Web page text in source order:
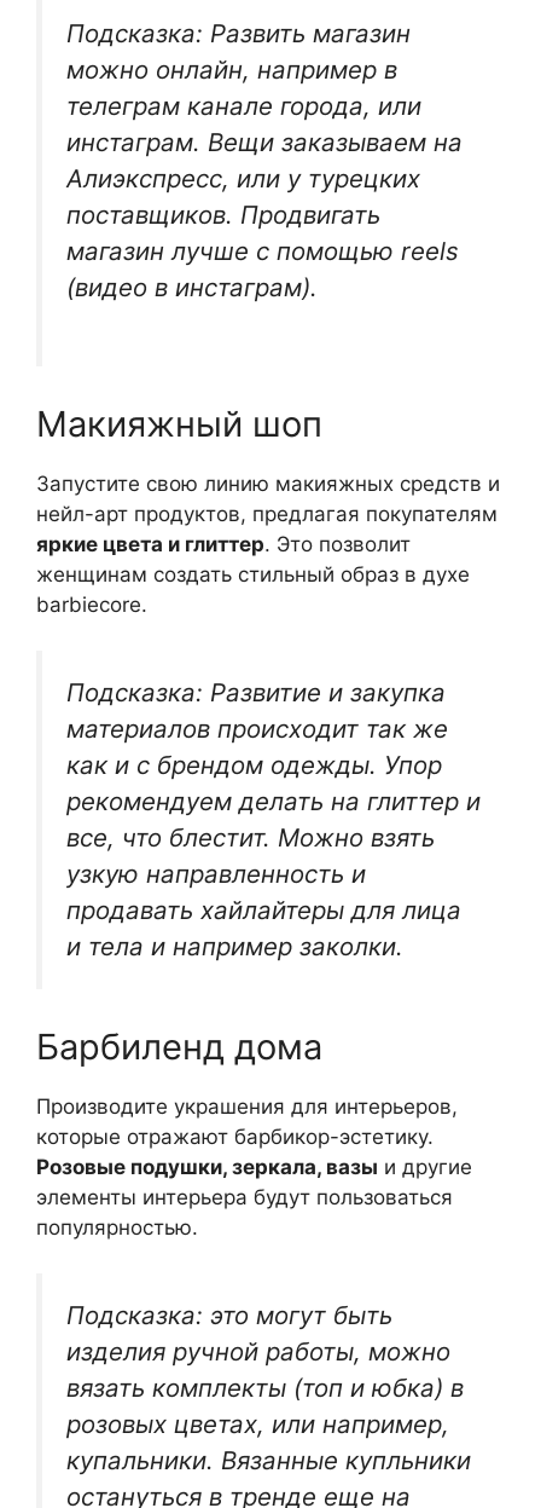
Подсказка: Развить магазин
можно онлайн, например в
телеграм канале города, или
инстаграм. Вещи заказываем на
Алиэкспресс, или у турецких
поставщиков. Продвигать
магазин лучше с помощью reels
(видео в инстаграм).
Макияжный шоп
Запустите свою линию макияжных средств и
нейл-арт продуктов, предлагая покупателям
яркие цвета и глиттер. Это позволит
женщинам создать стильный образ в духе
barbiecore.
Подсказка: Развитие и закупка
материалов происходит так же
как и с брендом одежды. Упор
рекомендуем делать на глиттер и
все, что блестит. Можно взять
узкую направленность и
продавать хайлайтеры для лица
и тела и например заколки.
Барбиленд дома
Производите украшения для интерьеров,
которые отражают барбикор-эстетику.
Розовые подушки, зеркала, вазы и другие
элементы интерьера будут пользоваться
популярностью.
Подсказка: это могут быть
изделия ручной работы, можно
вязать комплекты (топ и юбка) в
розовых цветах, или например,
купальники. Вязанные купльники
остануться в тренде еще на